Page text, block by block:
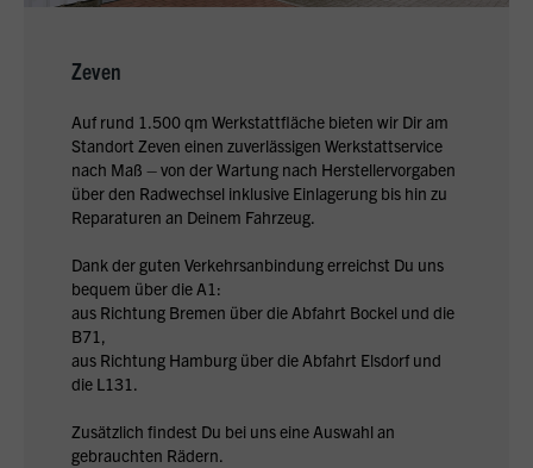
Zeven
Auf rund 1.500 qm Werkstattfläche bieten wir Dir am
Standort Zeven einen zuverlässigen Werkstattservice
nach Maß – von der Wartung nach Herstellervorgaben
über den Radwechsel inklusive Einlagerung bis hin zu
Reparaturen an Deinem Fahrzeug.
Dank der guten Verkehrsanbindung erreichst Du uns
bequem über die A1:
aus Richtung Bremen über die Abfahrt Bockel und die
B71,
aus Richtung Hamburg über die Abfahrt Elsdorf und
die L131.
Zusätzlich findest Du bei uns eine Auswahl an
gebrauchten Rädern.